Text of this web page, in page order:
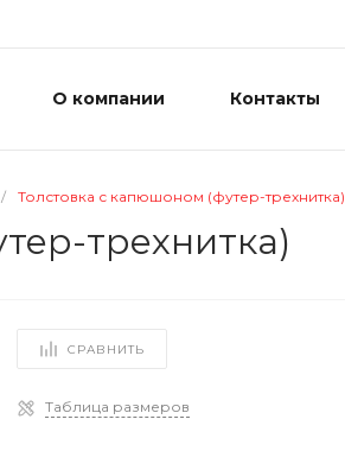
О компании Контакты
/ Толстовка с капюшоном (футер-трехнитка)
трехнитка)
СРАВНИТЬ
Таблица размеров